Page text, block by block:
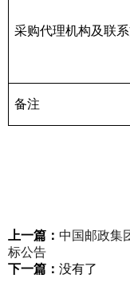
采购代理机构及联
备注
上一篇： 中国邮政集
标公告
下一篇： 没有了